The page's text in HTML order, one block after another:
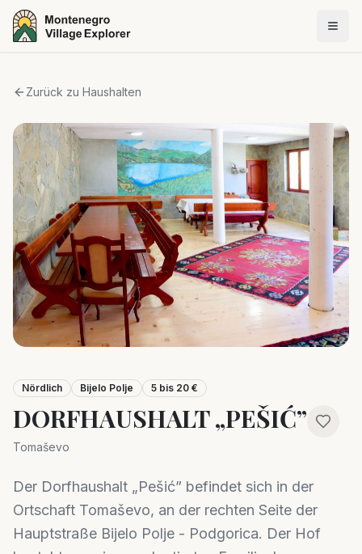
Zurück zu Haushalten
Nördlich Bijelo Polje 5 bis 20 €
DORFHAUSHALT „PEŠIĆ”
Tomaševo
Der Dorfhaushalt „Pešić” befindet sich in der
Ortschaft Tomaševo, an der rechten Seite der
Hauptstraße Bijelo Polje - Podgorica. Der Hof